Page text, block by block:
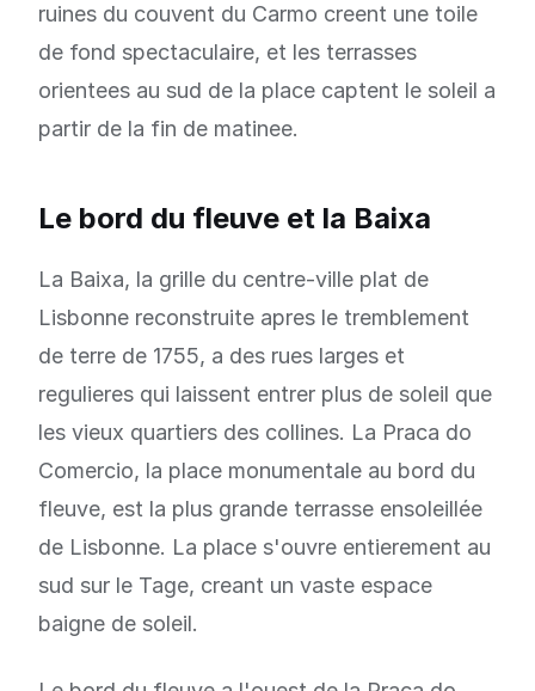
ruines du couvent du Carmo creent une toile
de fond spectaculaire, et les terrasses
orientees au sud de la place captent le soleil a
partir de la fin de matinee.
Le bord du fleuve et la Baixa
La Baixa, la grille du centre-ville plat de
Lisbonne reconstruite apres le tremblement
de terre de 1755, a des rues larges et
regulieres qui laissent entrer plus de soleil que
les vieux quartiers des collines. La Praca do
Comercio, la place monumentale au bord du
fleuve, est la plus grande terrasse ensoleillée
de Lisbonne. La place s'ouvre entierement au
sud sur le Tage, creant un vaste espace
baigne de soleil.